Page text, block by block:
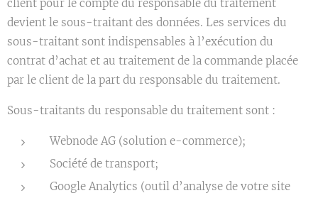
client pour le compte du responsable du traitement
devient le sous-traitant des données. Les services du
sous-traitant sont indispensables à l’exécution du
contrat d’achat et au traitement de la commande placée
par le client de la part du responsable du traitement.
Sous-traitants du responsable du traitement sont :
Webnode AG (solution e-commerce);
Société de transport;
Google Analytics (outil d’analyse de votre site